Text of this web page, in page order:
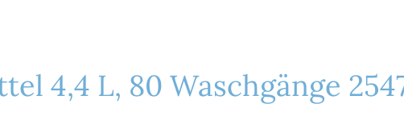
4,4 L, 80 Waschgänge